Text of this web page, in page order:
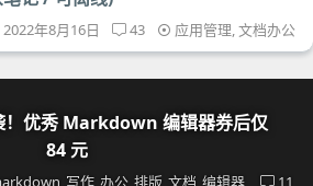
2022年8月16日 43 应用管理,文档办公
优秀 Markdown 编辑器券后仅
84 元
写作 办公 排版 文档 编辑器 11